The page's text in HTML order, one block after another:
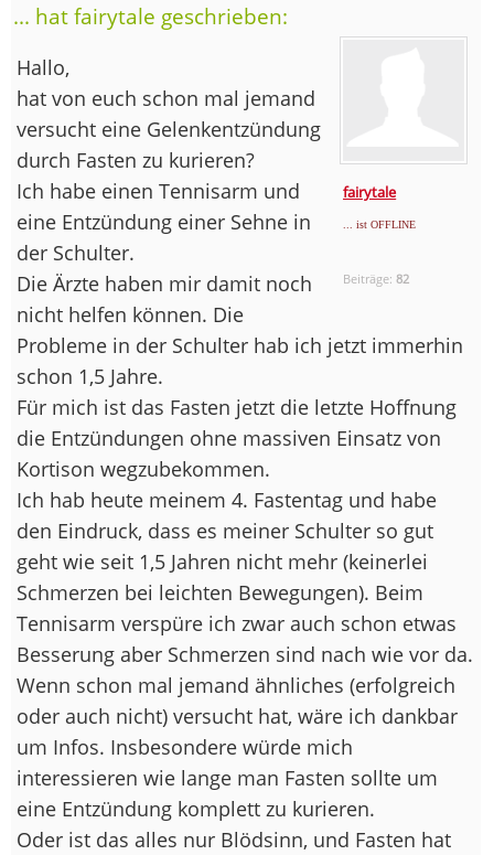
... hat fairytale geschrieben:
fairytale
... ist OFFLINE
Beiträge:82
Hallo,
hat von euch schon mal jemand
versucht eine Gelenkentzündung
durch Fasten zu kurieren?
Ich habe einen Tennisarm und
eine Entzündung einer Sehne in
der Schulter.
Die Ärzte haben mir damit noch
nicht helfen können. Die
Probleme in der Schulter hab ich jetzt immerhin
schon 1,5 Jahre.
Für mich ist das Fasten jetzt die letzte Hoffnung
die Entzündungen ohne massiven Einsatz von
Kortison wegzubekommen.
Ich hab heute meinem 4. Fastentag und habe
den Eindruck, dass es meiner Schulter so gut
geht wie seit 1,5 Jahren nicht mehr (keinerlei
Schmerzen bei leichten Bewegungen). Beim
Tennisarm verspüre ich zwar auch schon etwas
Besserung aber Schmerzen sind nach wie vor da.
Wenn schon mal jemand ähnliches (erfolgreich
oder auch nicht) versucht hat, wäre ich dankbar
um Infos. Insbesondere würde mich
interessieren wie lange man Fasten sollte um
eine Entzündung komplett zu kurieren.
Oder ist das alles nur Blödsinn, und Fasten hat